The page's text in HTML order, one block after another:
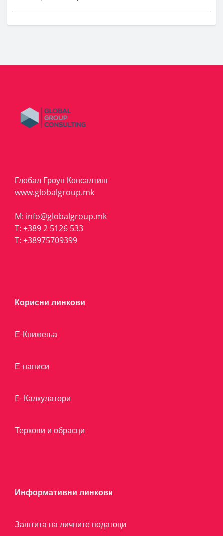
Глобал Гроуп Консалтинг
www.globalgroup.mk
M: info@globalgroup.mk
T: +389 2 5126 533
T: +38975709399
Корисни линкови
Е-Книжења
Е-написи
E- Калкулатори
Теркови и обрасци
Информативни линкови
Заштита на личните податоци